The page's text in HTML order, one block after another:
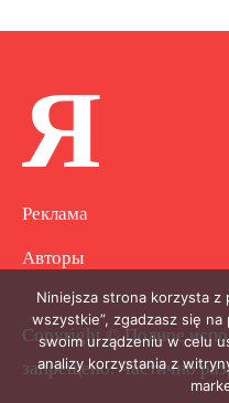
Я
Реклама
Авторы
Copyright © Полное
запрещено. Частично
Niniejsza strona korzysta z
wszystkie”, zgadzasz się
swoim urządzeniu w celu
analizy korzystania z